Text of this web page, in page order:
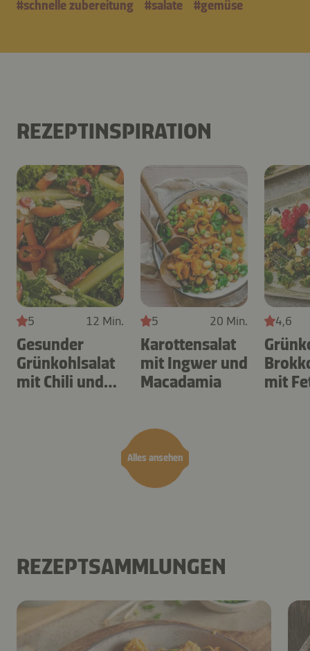
#schnelle zubereitung #salate #gemüse
REZEPTINSPIRATION
Alles ansehen
5 12 Min.
Gesunder
Grünkohlsalat
mit Chili und
5 20 Min.
Karottensalat
mit Ingwer und
Macadamia
4,6
mit
REZEPTSAMMLUNGEN